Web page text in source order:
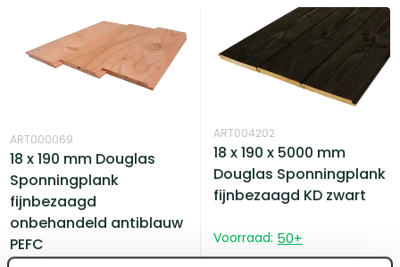
ART000069
18 x 190 mm Douglas
Sponningplank
fijnbezaagd
onbehandeld antiblauw
PEFC
ART004202
18 x 190 x 5000 mm
Douglas Sponningplank
fijnbezaagd KD zwart
Voorraad: 50+